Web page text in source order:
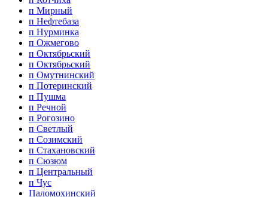
п Мирный
п Нефтебаза
п Нурминка
п Ожмегово
п Октябрьский
п Октябрьский
п Омутнинский
п Потеринский
п Пушма
п Речной
п Рогозино
п Светлый
п Созимский
п Стахановский
п Сюзюм
п Центральный
п Чус
Паломохинский